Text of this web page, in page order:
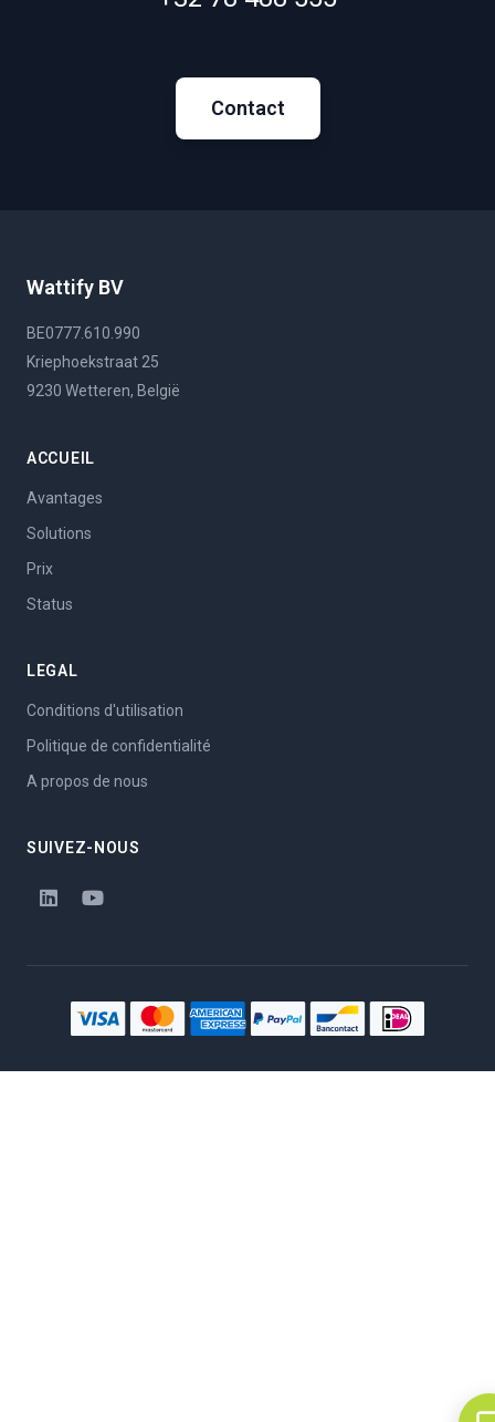
Contact
Wattify BV
BE0777.610.990
Kriephoekstraat 25
9230 Wetteren, België
ACCUEIL
Avantages
Solutions
Prix
Status
LEGAL
Conditions d'utilisation
Politique de confidentialité
A propos de nous
SUIVEZ-NOUS